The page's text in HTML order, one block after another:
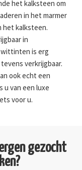
het kalksteen om
in het marmer
het kalksteen.
in
wittinten is erg
verkrijgbaar.
ook echt een
u van een luxe
voor u.
gezocht